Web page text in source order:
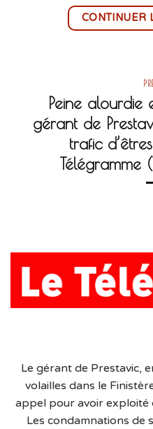
CONTINUER
Peine
gérant de
trafic
Le gérant de Prestavic,
volailles dans le
appel pour avoir exploité
Les condamnations de